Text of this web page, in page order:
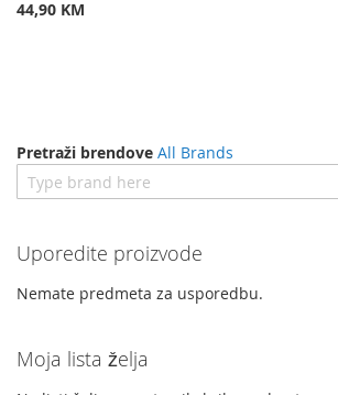
44,90 KM
Pretraži brendove All Brands
Uporedite proizvode
Nemate predmeta za usporedbu.
Moja lista želja